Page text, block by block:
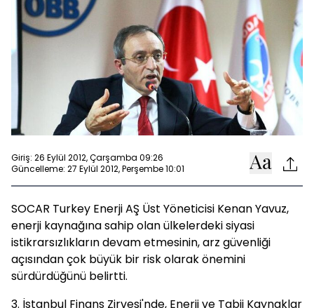
Giriş: 26 Eylül 2012, Çarşamba 09:26
Güncelleme: 27 Eylül 2012, Perşembe 10:01
SOCAR Turkey Enerji AŞ Üst Yöneticisi Kenan Yavuz,
enerji kaynağına sahip olan ülkelerdeki siyasi
istikrarsızlıkların devam etmesinin, arz güvenliği
açısından çok büyük bir risk olarak önemini
sürdürdüğünü belirtti.
3. İstanbul Finans Zirvesi'nde, Enerji ve Tabii Kaynaklar